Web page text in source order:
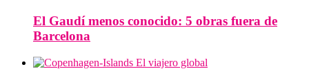
El Gaudí menos conocido: 5 obras fuera de
Barcelona